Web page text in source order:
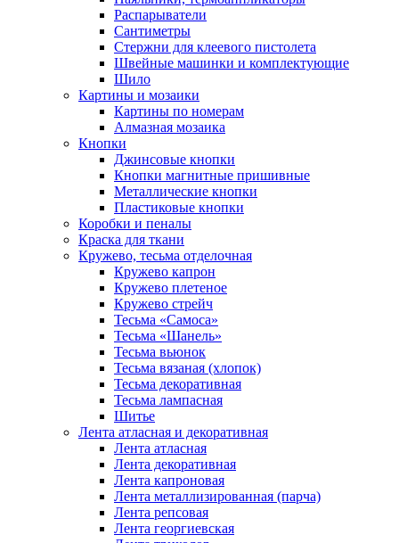
Распарыватели
Сантиметры
Стержни для клеевого пистолета
Швейные машинки и комплектующие
Шило
Картины и мозаики
Картины по номерам
Алмазная мозаика
Кнопки
Джинсовые кнопки
Кнопки магнитные пришивные
Металлические кнопки
Пластиковые кнопки
Коробки и пеналы
Краска для ткани
Кружево, тесьма отделочная
Кружево капрон
Кружево плетеное
Кружево стрейч
Тесьма «Самоса»
Тесьма «Шанель»
Тесьма вьюнок
Тесьма вязаная (хлопок)
Тесьма декоративная
Тесьма лампасная
Шитье
Лента атласная и декоративная
Лента атласная
Лента декоративная
Лента капроновая
Лента металлизированная (парча)
Лента репсовая
Лента георгиевская